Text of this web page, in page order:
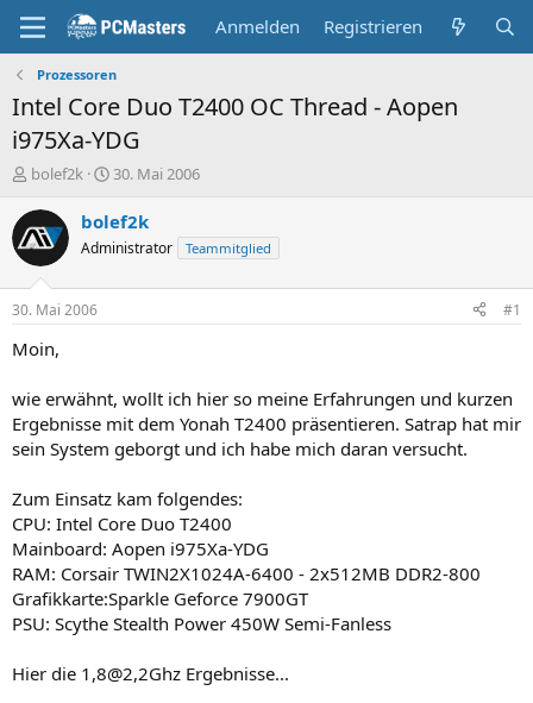
Anmelden Registrieren
Prozessoren
Intel Core Duo T2400 OC Thread - Aopen
i975Xa-YDG
E
s
t
e
r
bolef2k
E
s
t
e
t
30. Mai 2006
bolef2k
Administrator Teammitglied
30. Mai 2006 #1
Moin,
wie erwähnt, wollt ich hier so meine Erfahrungen und kurzen
Ergebnisse mit dem Yonah T2400 präsentieren. Satrap hat mir
sein System geborgt und ich habe mich daran versucht.
Zum Einsatz kam folgendes:
CPU: Intel Core Duo T2400
Mainboard: Aopen i975Xa-YDG
RAM: Corsair TWIN2X1024A-6400 - 2x512MB DDR2-800
Grafikkarte:Sparkle Geforce 7900GT
PSU: Scythe Stealth Power 450W Semi-Fanless
Hier die 1,8@2,2Ghz Ergebnisse...